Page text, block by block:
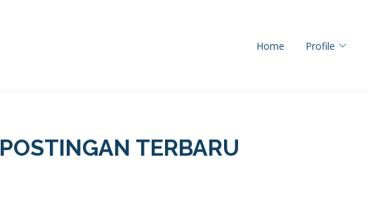
Home Profile
POSTINGAN TERBARU